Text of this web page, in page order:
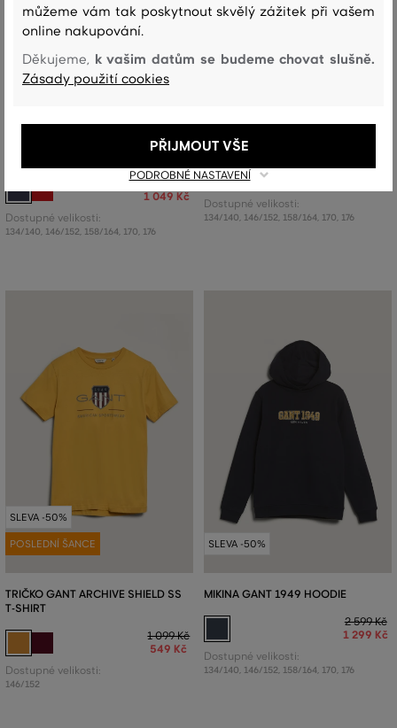
SLEVA -50%
MIKINA GANT 49 ARCH RELAXED C-
2 099 Kč
1 049 Kč
Dostupné velikosti:
134/140, 146/152, 158/164, 170, 176
MIKINA GANT 1949 RAGLAN C-NECK
2 499 Kč
Dostupné velikosti:
134/140, 146/152, 158/164, 170, 176
SLEVA -50%
POSLEDNÍ ŠANCE
TRIČKO GANT ARCHIVE SHIELD SS
T-SHIRT
1 099 Kč
549 Kč
Dostupné velikosti:
146/152
SLEVA -50%
MIKINA GANT 1949 HOODIE
2 599 Kč
1 299 Kč
Dostupné velikosti:
134/140, 146/152, 158/164, 170, 176
můžeme vám tak poskytnout skvělý zážitek při vašem
online nakupování.
Děkujeme, k vašim datům se budeme chovat slušně.
Zásady použití cookies
PODROBNÉ NASTAVENÍ
PŘIJMOUT VŠE